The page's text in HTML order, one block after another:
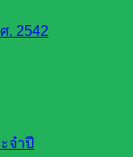
. 2542
จำปี